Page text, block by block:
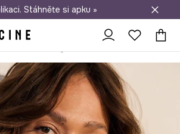
při nákupu nad 1 200 Kč
Stáhněte si apku »